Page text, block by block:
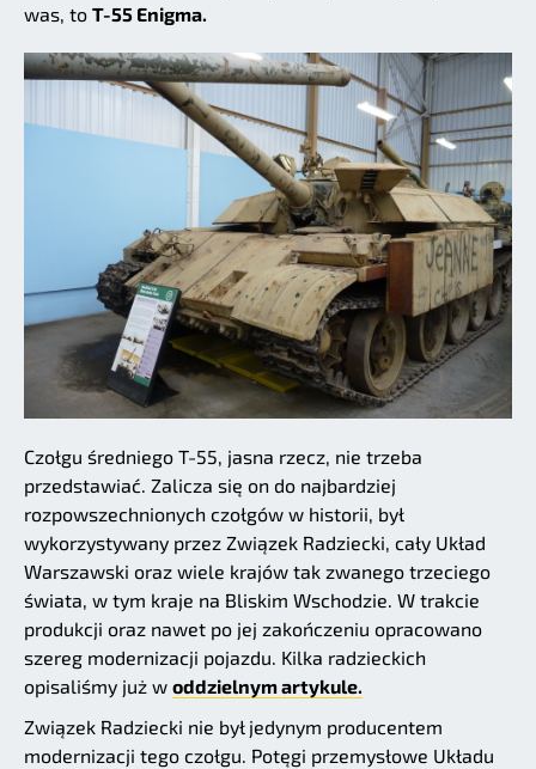
was, to T-55 Enigma.
Czołgu średniego T-55, jasna rzecz, nie trzeba
przedstawiać. Zalicza się on do najbardziej
rozpowszechnionych czołgów w historii, był
wykorzystywany przez Związek Radziecki, cały Układ
Warszawski oraz wiele krajów tak zwanego trzeciego
świata, w tym kraje na Bliskim Wschodzie. W trakcie
produkcji oraz nawet po jej zakończeniu opracowano
szereg modernizacji pojazdu. Kilka radzieckich
opisaliśmy już w oddzielnym artykule.
Związek Radziecki nie był jedynym producentem
modernizacji tego czołgu. Potęgi przemysłowe Układu